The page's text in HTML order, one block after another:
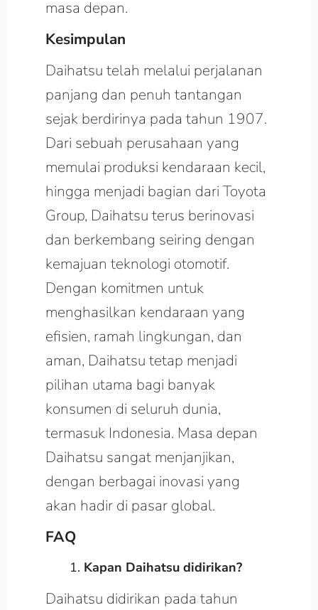
masa depan.
Kesimpulan
Daihatsu telah melalui perjalanan
panjang dan penuh tantangan
sejak berdirinya pada tahun 1907.
Dari sebuah perusahaan yang
memulai produksi kendaraan kecil,
hingga menjadi bagian dari Toyota
Group, Daihatsu terus berinovasi
dan berkembang seiring dengan
kemajuan teknologi otomotif.
Dengan komitmen untuk
menghasilkan kendaraan yang
efisien, ramah lingkungan, dan
aman, Daihatsu tetap menjadi
pilihan utama bagi banyak
konsumen di seluruh dunia,
termasuk Indonesia. Masa depan
Daihatsu sangat menjanjikan,
dengan berbagai inovasi yang
akan hadir di pasar global.
FAQ
Kapan Daihatsu didirikan?
Daihatsu didirikan pada tahun